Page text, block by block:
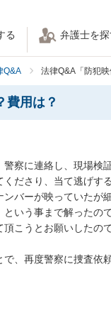
る 弁護士を探
Q&A 法律Q&A「防犯
費用は？
察に連絡し、現場検
ださり、当て逃げす
バーが映っていたが
いう事まで解ったので
こうとお願いしたので
、再度警察に捜査依